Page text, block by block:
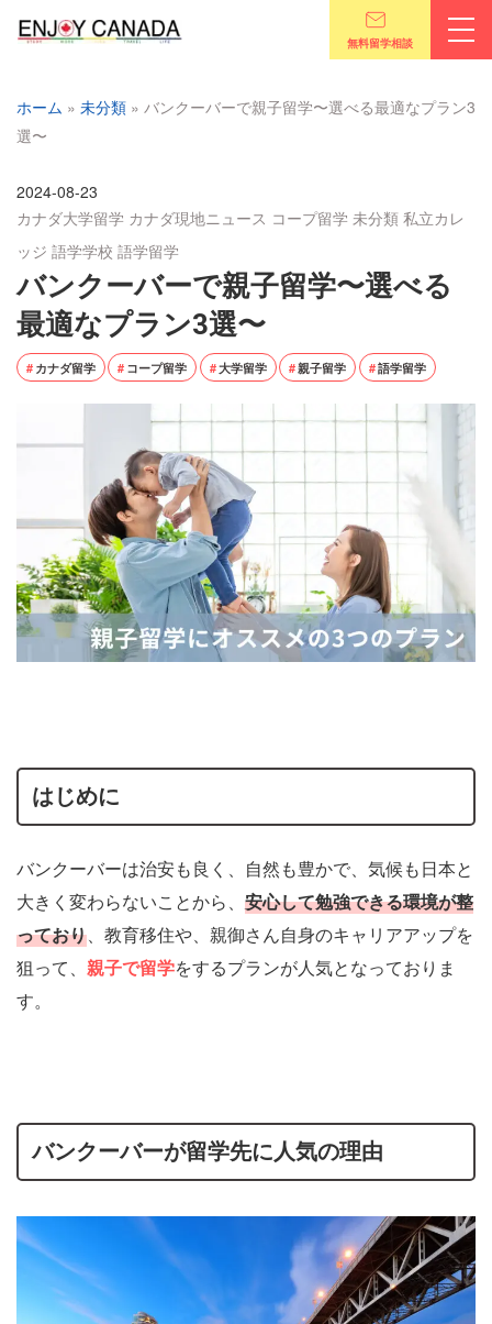
無料留学相談
ホーム » 未分類 » バンクーバーで親子留学〜選べる最適なプラン3
選〜
2024-08-23
カナダ大学留学 カナダ現地ニュース コープ留学 未分類 私立カレ
ッジ 語学学校 語学留学
バンクーバーで親子留学〜選べる
最適なプラン3選〜
カナダ留学 コープ留学 大学留学 親子留学 語学留学
はじめに
バンクーバーは治安も良く、自然も豊かで、気候も日本と
大きく変わらないことから、 安心して勉強できる環境が整
っており、教育移住や、親御さん自身のキャリアアップを
狙って、 親子で留学をするプランが人気となっておりま
す。
バンクーバーが留学先に人気の理由